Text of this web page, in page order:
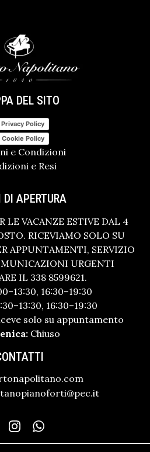
DEL SITO
Privacy Policy
Cookie Policy
e Condizioni
e Resi
DI APERTURA
LE VACANZE ESTIVE DAL 4
RICEVIAMO SOLO SU
APPUNTAMENTI, SERVIZIO
URGENTI
IL 338 8599621.
16:30–19:30
16:30–19:30
solo su appuntamento
Chiuso